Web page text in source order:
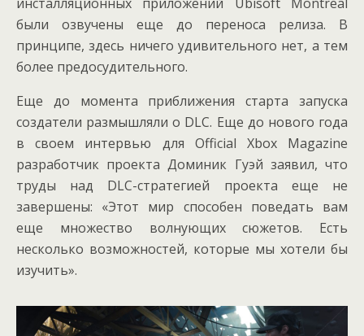
были озвучены еще до переноса релиза. В
принципе, здесь ничего удивительного нет, а тем
более предосудительного.
Еще до момента приближения старта запуска
создатели размышляли о DLC. Еще до нового года
в своем интервью для Official Xbox Magazine
разработчик проекта Доминик Гуэй заявил, что
труды над DLC-стратегией проекта еще не
завершены: «Этот мир способен поведать вам
еще множество волнующих сюжетов. Есть
несколько возможностей, которые мы хотели бы
изучить».